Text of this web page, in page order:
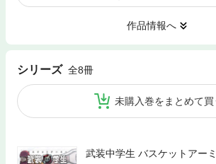
作品情報へ
シリーズ 全8冊
未購入巻をまとめて買
武装中学生 バスケットアー